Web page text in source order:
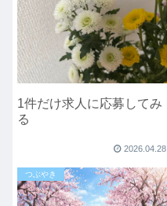
1件だけ求人に応募してみ
る
2026.04.28
つぶやき